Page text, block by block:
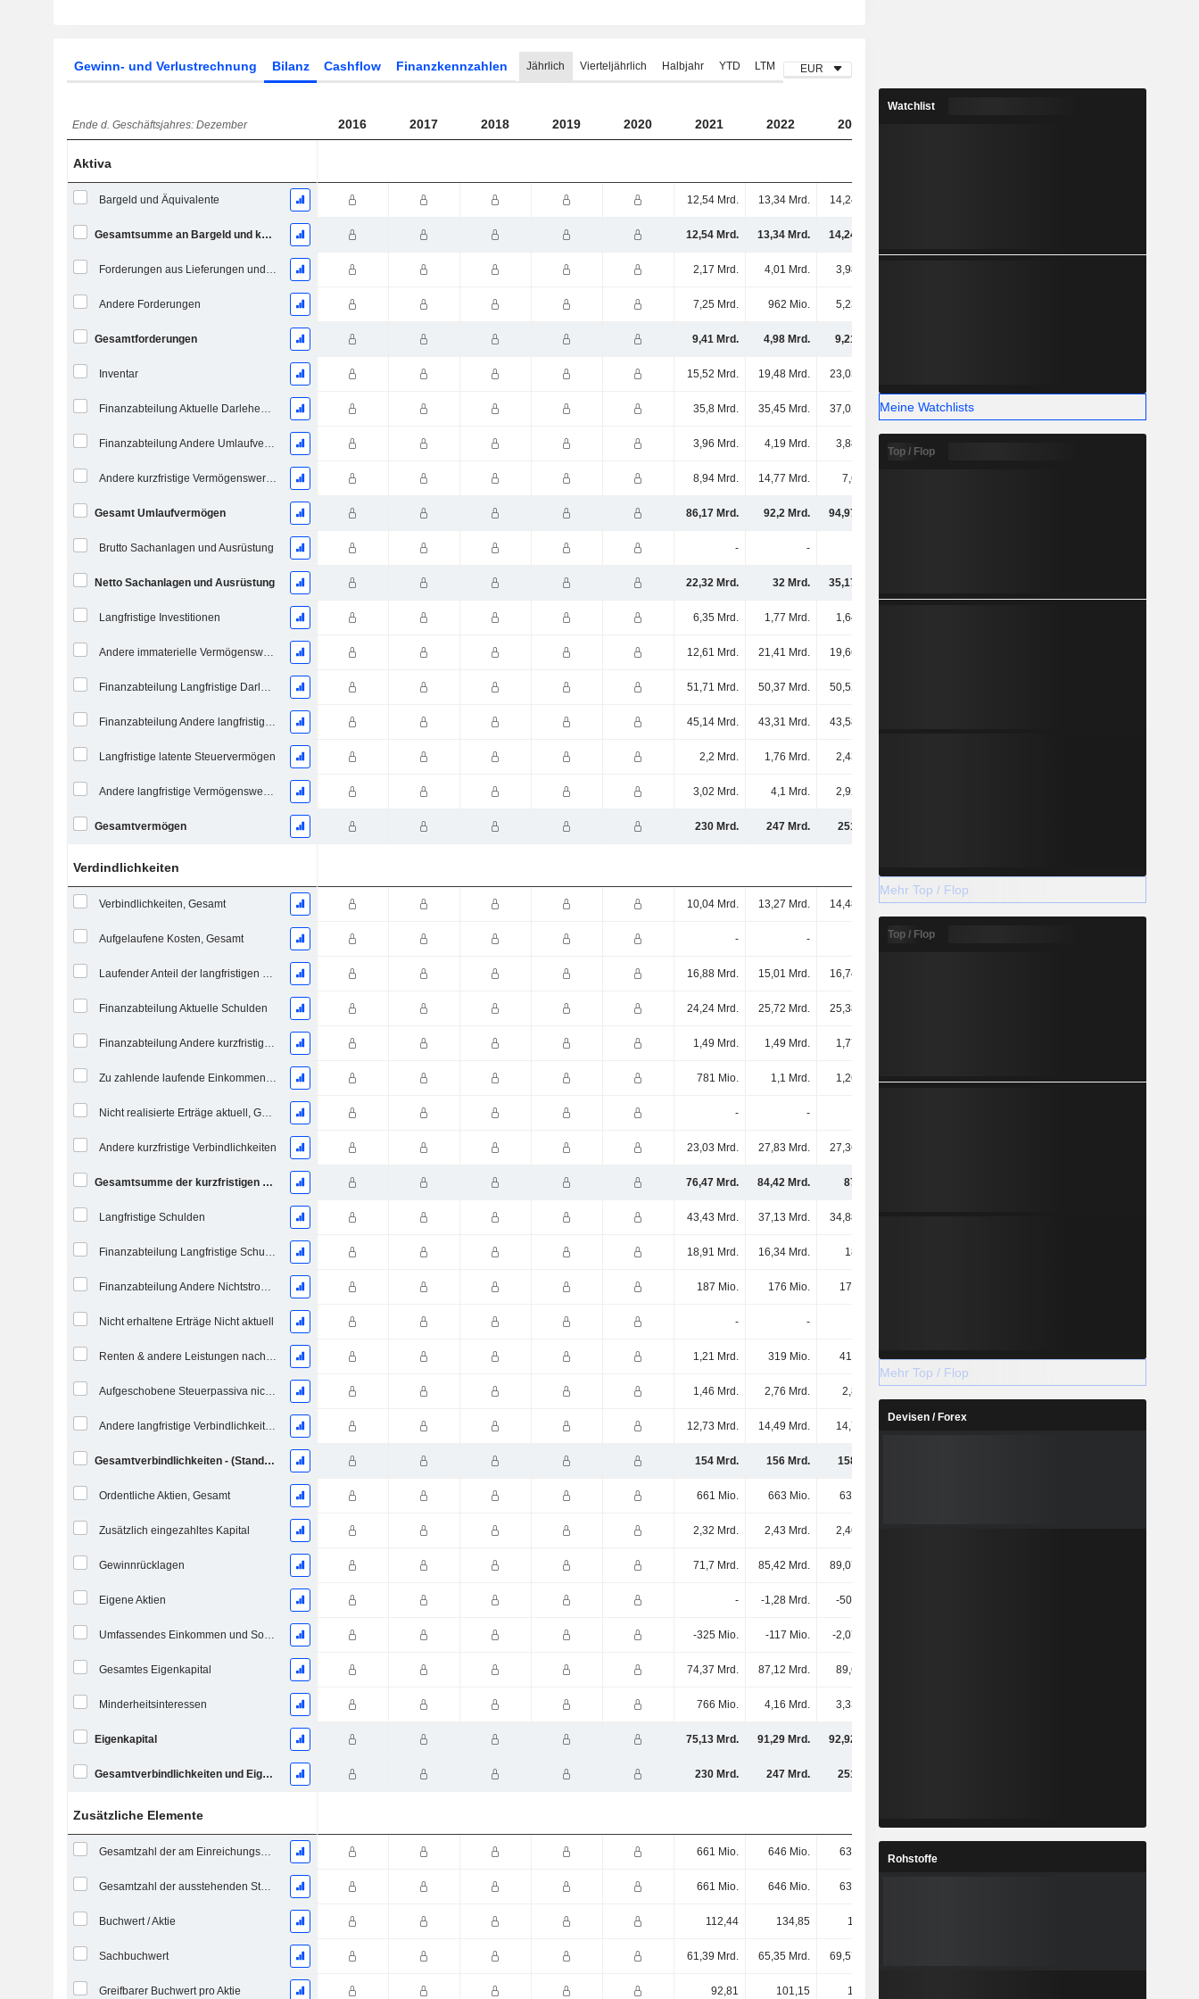
Gewinn- und Verlustrechnung Bilanz Cashflow Finanzkennzahlen Jährlich Vierteljährlich Halbjahr YTD LTM EUR
Ende d. Geschäftsjahres: Dezember 2016 2017 2018 2019 2020 2021 2022 2023
Aktiva
Bargeld und Äquivalente 12,54 Mrd. 13,34 Mrd. 14,24 Mrd.
Gesamtsumme an Bargeld und kurzfristigen Investitionen 12,54 Mrd. 13,34 Mrd. 14,24 Mrd.
Forderungen aus Lieferungen und Leistungen, Gesamt 2,17 Mrd. 4,01 Mrd. 3,98 Mrd.
Andere Forderungen 7,25 Mrd. 962 Mio. 5,23 Mrd.
Gesamtforderungen 9,41 Mrd. 4,98 Mrd. 9,21 Mrd.
Inventar 15,52 Mrd. 19,48 Mrd. 23,03 Mrd.
Finanzabteilung Aktuelle Darlehen und Leasingverträge 35,8 Mrd. 35,45 Mrd. 37,02 Mrd. 38,82 Mrd. 36,69 Mrd.
Finanzabteilung Andere Umlaufvermögen, Gesamt 3,96 Mrd. 4,19 Mrd. 3,88 Mrd.
Andere kurzfristige Vermögenswerte, Gesamt 8,94 Mrd. 14,77 Mrd. 7,6 Mrd.
Gesamt Umlaufvermögen 86,17 Mrd. 92,2 Mrd. 94,97 Mrd.
Brutto Sachanlagen und Ausrüstung - -
Netto Sachanlagen und Ausrüstung 22,32 Mrd. 32 Mrd. 35,17 Mrd.
Langfristige Investitionen 6,35 Mrd. 1,77 Mrd. 1,64 Mrd.
Andere immaterielle Vermögenswerte, Gesamt 12,61 Mrd. 21,41 Mrd. 19,66 Mrd.
Finanzabteilung Langfristige Darlehen und Leasing 51,71 Mrd. 50,37 Mrd. 50,52 Mrd.
Finanzabteilung Andere langfristige Vermögenswerte, Gesamt 45,14 Mrd. 43,31 Mrd. 43,58 Mrd.
Langfristige latente Steuervermögen 2,2 Mrd. 1,76 Mrd. 2,43 Mrd.
Andere langfristige Vermögenswerte, Gesamt 3,02 Mrd. 4,1 Mrd. 2,92 Mrd.
Gesamtvermögen 230 Mrd. 247 Mrd. 251 Mrd.
Verdindlichkeiten
Verbindlichkeiten, Gesamt 10,04 Mrd. 13,27 Mrd. 14,48 Mrd. 13,13 Mrd. 11,5 Mrd.
Aufgelaufene Kosten, Gesamt - -
Laufender Anteil der langfristigen Verschuldung 16,88 Mrd. 15,01 Mrd. 16,74 Mrd.
Finanzabteilung Aktuelle Schulden 24,24 Mrd. 25,72 Mrd. 25,38 Mrd.
Finanzabteilung Andere kurzfristige Verbindlichkeiten, Gesamt 1,49 Mrd. 1,49 Mrd. 1,77 Mrd.
Zu zahlende laufende Einkommensteuern 781 Mio. 1,1 Mrd. 1,26 Mrd.
Nicht realisierte Erträge aktuell, Gesamt - -
Andere kurzfristige Verbindlichkeiten 23,03 Mrd. 27,83 Mrd. 27,36 Mrd.
Gesamtsumme der kurzfristigen Verbindlichkeiten 76,47 Mrd. 84,42 Mrd. 87 Mrd.
Langfristige Schulden 43,43 Mrd. 37,13 Mrd. 34,88 Mrd.
Finanzabteilung Langfristige Schulden 18,91 Mrd. 16,34 Mrd. 18 Mrd.
Finanzabteilung Andere Nichtstromverbindlichkeiten, Gesamt 187 Mio. 176 Mio. 175 Mio.
Nicht erhaltene Erträge Nicht aktuell - -
Renten & andere Leistungen nach dem Ruhestand 1,21 Mrd. 319 Mio. 410 Mio. 206 Mio. 191 Mio.
Aufgeschobene Steuerpassiva nicht aktuell 1,46 Mrd. 2,76 Mrd. 2,8 Mrd.
Andere langfristige Verbindlichkeiten 12,73 Mrd. 14,49 Mrd. 14,7 Mrd.
Gesamtverbindlichkeiten - (Standard / Utility Vorlage) 154 Mrd. 156 Mrd. 158 Mrd.
Ordentliche Aktien, Gesamt 661 Mio. 663 Mio. 639 Mio.
Zusätzlich eingezahltes Kapital 2,32 Mrd. 2,43 Mrd. 2,46 Mrd.
Gewinnrücklagen 71,7 Mrd. 85,42 Mrd. 89,07 Mrd.
Eigene Aktien - -1,28 Mrd. -500 Mio.
Umfassendes Einkommen und Sonstiges -325 Mio. -117 Mio. -2,07 Mrd.
Gesamtes Eigenkapital 74,37 Mrd. 87,12 Mrd. 89,6 Mrd.
Minderheitsinteressen 766 Mio. 4,16 Mrd. 3,33 Mrd.
Eigenkapital 75,13 Mrd. 91,29 Mrd. 92,92 Mrd.
Gesamtverbindlichkeiten und Eigenkapital 230 Mrd. 247 Mrd. 251 Mrd.
Zusätzliche Elemente
Gesamtzahl der am Einreichungsdatum ausstehenden Aktien 661 Mio. 646 Mio. 634 Mio. 622 Mio.
Gesamtzahl der ausstehenden Stammaktien 661 Mio. 646 Mio. 634 Mio.
Buchwert / Aktie 112,44 134,85 141,42
Sachbuchwert 61,39 Mrd. 65,35 Mrd. 69,57 Mrd.
Greifbarer Buchwert pro Aktie 92,81 101,15 109,82
Watchlist
Meine Watchlists
Top / Flop
Mehr Top / Flop
Top / Flop
Mehr Top / Flop
Devisen / Forex
Rohstoffe